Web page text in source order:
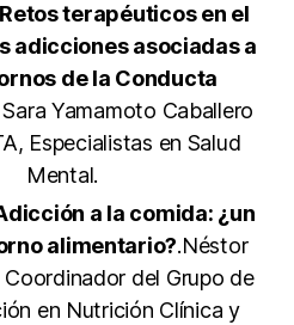
terapéuticos en el
adicciones asociadas a
de la Conducta
Sara Yamamoto Caballero
Especialistas en Salud
Mental.
a la comida: ¿un
alimentario?.Néstor
del Grupo de
en Nutrición Clínica y